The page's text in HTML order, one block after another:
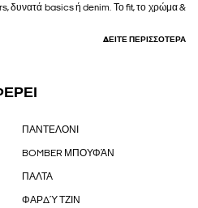
δυνατά basics ή denim. Το fit, το χρώμα &
ΔΕΊΤΕ ΠΕΡΙΣΣΌΤΕΡΑ
ΠΑΝΤΕΛΟΝΙ
BOMBER ΜΠΟΥΦΆΝ
ΠΑΛΤΑ
ΦΑΡΔΎ ΤΖΙΝ